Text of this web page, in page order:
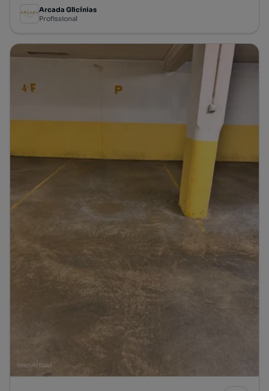
Arcada Glicínias
Profissional